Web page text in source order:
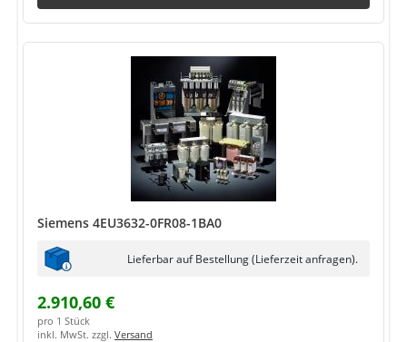
Siemens 4EU3632-0FR08-1BA0
Lieferbar auf Bestellung (Lieferzeit anfragen).
2.910,60 €
pro 1 Stück
inkl. MwSt. zzgl. Versand